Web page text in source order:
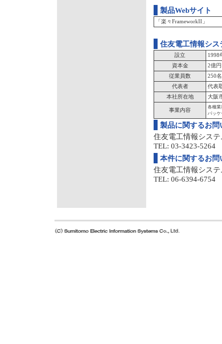
製品Webサイト
「楽々FrameworkII」
住友電工情報シ
設立
1998
資本金
2億
従業員数
250名
代表者
代表
本社所在地
大阪
事業内容
各種業
パッ
製品に関するお問
住友電工情報シス
TEL: 03-3423-5264
本件に関するお問
住友電工情報シス
TEL: 06-6394-6754